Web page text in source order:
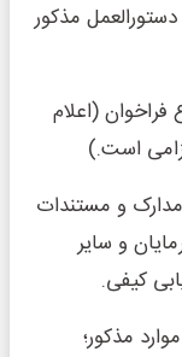
مذکور
(اعلام
است.)
مدارک و مستندات
و سایر
کیفی.
مذکور؛